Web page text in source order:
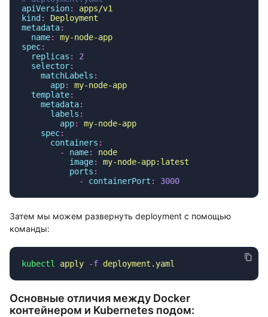
apiVersion:
kind :
metadata
  name
:
spec
  replicas
:
  selector
    matchLabels
      app
:
  template
    metadata
      labels
        app
:
    spec
      containers
        -
name:
          image
:
          ports
            -
containerPort :
Затем мы можем развернуть deployment с помощью
команды:
kubectl apply -f
Основные отличия между Docker
контейнером и Kubernetes подом: